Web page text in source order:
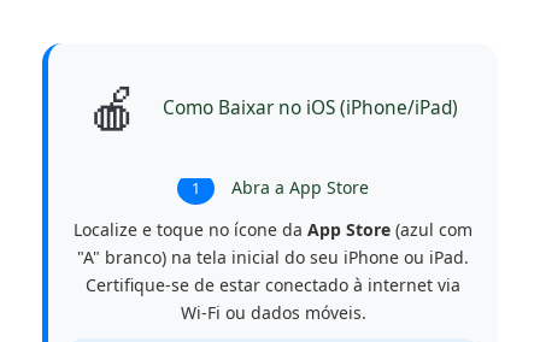
🍎 Como Baixar no iOS (iPhone/iPad)
1
Abra a App Store
Localize e toque no ícone da App Store (azul com
"A" branco) na tela inicial do seu iPhone ou iPad.
Certifique-se de estar conectado à internet via
Wi-Fi ou dados móveis.